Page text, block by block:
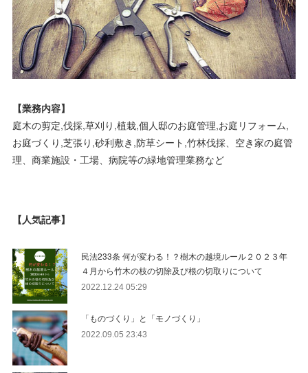
【業務内容】
庭木の剪定,伐採,草刈り,植栽,個人邸のお庭管理,お庭リフォーム,
お庭づくり,芝張り,砂利敷き,防草シート,竹林伐採、空き家の庭管
理、商業施設・工場、病院等の緑地管理業務など
【人気記事】
民法233条 何が変わる！？樹木の越境ルール２０２３年
４月から竹木の枝の切除及び根の切取りについて
2022.12.24 05:29
「ものづくり」と「モノづくり」
2022.09.05 23:43